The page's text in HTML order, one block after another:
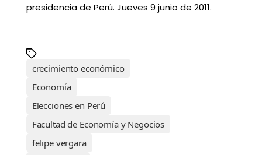
presidencia de Perú. Jueves 9 junio de 2011.
crecimiento económico
Economía
Elecciones en Perú
Facultad de Economía y Negocios
felipe vergara